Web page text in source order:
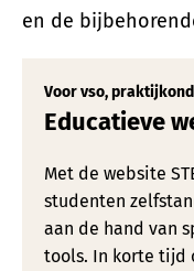
en de
Voor vso,
Educatieve
Met de website
studenten
aan de hand van
tools. In korte tijd